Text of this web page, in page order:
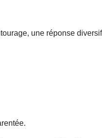
une réponse